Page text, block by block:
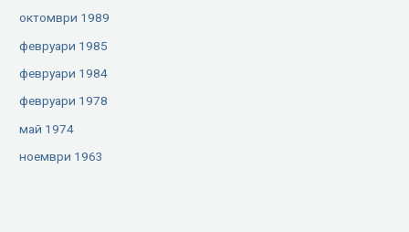
октомври 1989
февруари 1985
февруари 1984
февруари 1978
май 1974
ноември 1963